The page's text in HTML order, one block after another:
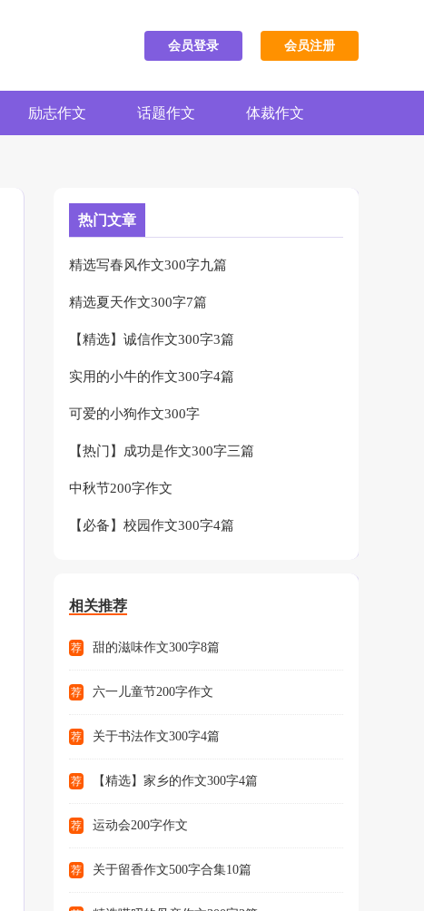
会员登录 会员注册
励志作文 话题作文 体裁作文
热门文章
精选写春风作文300字九篇
精选夏天作文300字7篇
【精选】诚信作文300字3篇
实用的小牛的作文300字4篇
可爱的小狗作文300字
【热门】成功是作文300字三篇
中秋节200字作文
【必备】校园作文300字4篇
相关推荐
荐 甜的滋味作文300字8篇
荐 六一儿童节200字作文
荐 关于书法作文300字4篇
荐 【精选】家乡的作文300字4篇
荐 运动会200字作文
荐 关于留香作文500字合集10篇